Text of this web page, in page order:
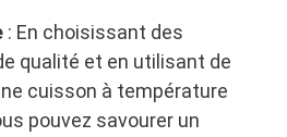
: En choisissant des
qualité et en utilisant de
cuisson à température
pouvez savourer un